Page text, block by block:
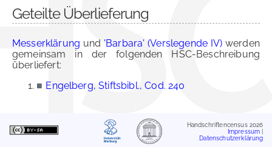
Geteilte Überlieferung
Messerklärung und 'Barbara' (Verslegende IV) werden
gemeinsam in der folgenden HSC-Beschreibung
überliefert:
■ Engelberg, Stiftsbibl., Cod. 240
Handschriftencensus 2026
Impressum
Datenschutzerklärung